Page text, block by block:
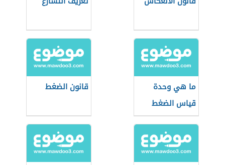
ما هي وحدة
قياس الضغط
الجوي
قانون الضغط